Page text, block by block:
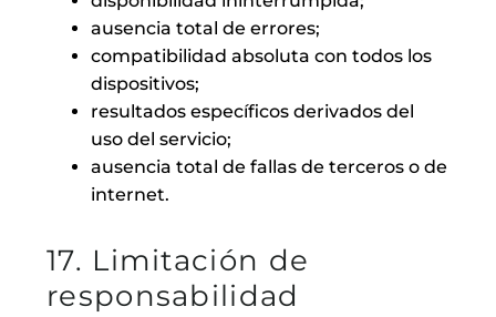
ausencia total de errores;
compatibilidad absoluta con todos los
dispositivos;
resultados específicos derivados del
uso del servicio;
ausencia total de fallas de terceros o de
internet.
17. Limitación de
responsabilidad